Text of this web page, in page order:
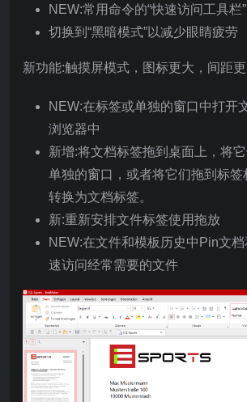
NEW:常用命令的“快速访问工具栏”
切换到“黑暗模式”以减少眼睛疲劳
新功能:触摸屏模式，图标更大，间距
NEW:在标签或单独的窗口中打开
浏览器中
新增:将文档标签拖到桌面上，将它
单独的窗口，或者将它们拖到标签
转换为文档标签。
新:重新安排文件标签使用拖放
NEW:在文件和模板历史中Pin文
速访问经常需要的文件